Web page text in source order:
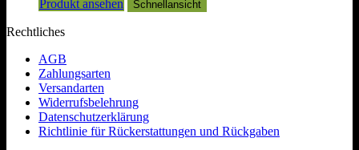
Produkt ansehen Schnellansicht
Rechtliches
AGB
Zahlungsarten
Versandarten
Widerrufsbelehrung
Datenschutzerklärung
Richtlinie für Rückerstattungen und Rückgaben